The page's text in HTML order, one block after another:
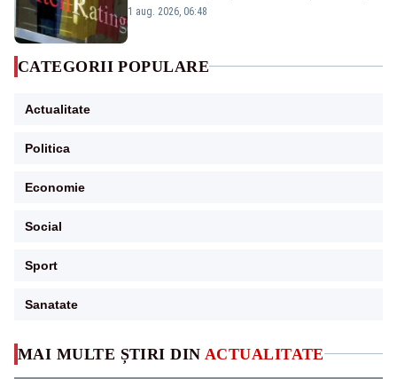
MAI MULTE ȘTIRI DIN ACTUALITATE
„BBB-” cu perspectivă negativă
1 aug. 2026, 06:48
CATEGORII POPULARE
Actualitate
Politica
Economie
Social
Sport
Sanatate